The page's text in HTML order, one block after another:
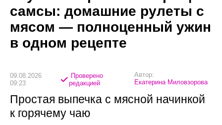
самсы: домашние рулеты с
мясом — полноценный ужин
в одном рецепте
09.08.2026
09:23
Проверено
редакцией
Автор:
Екатерина Миловзорова
Простая выпечка с мясной начинкой
к горячему чаю